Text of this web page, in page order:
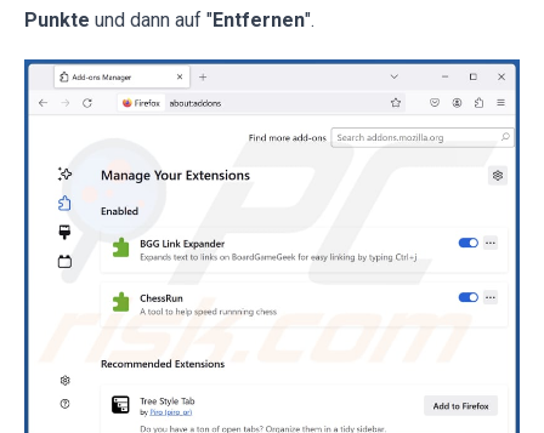
Punkte und dann auf "Entfernen".